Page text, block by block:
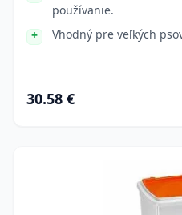
používanie.
Vhodný pre veľkých
30.58 €